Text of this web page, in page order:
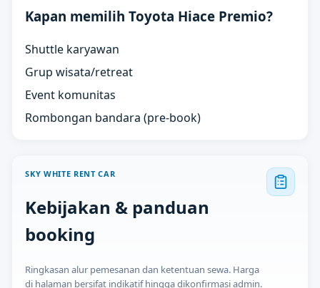
Kapan memilih Toyota Hiace Premio?
Shuttle karyawan
Grup wisata/retreat
Event komunitas
Rombongan bandara (pre-book)
SKY WHITE RENT CAR
Kebijakan & panduan
booking
Ringkasan alur pemesanan dan ketentuan sewa. Harga
di halaman bersifat indikatif hingga dikonfirmasi admin.